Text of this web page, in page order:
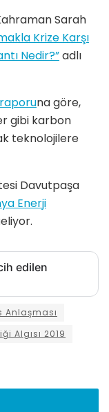
Sarah
Krize Karşı
Nedir?”adlı
na göre,
gibi karbon
teknolojilere
Davutpaşa
Enerji
edilen
Anlaşması
Algısı 2019